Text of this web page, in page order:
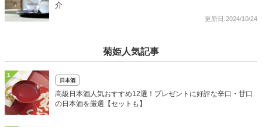
介
更新日:2024/10/24
菊姫人気記事
1
日本酒
高級日本酒人気おすすめ12選！プレゼントに好評な辛口・甘口
の日本酒を厳選【セットも】